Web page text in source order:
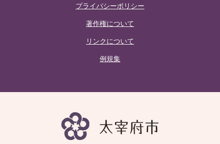
プライバシーポリシー
著作権について
リンクについて
例規集